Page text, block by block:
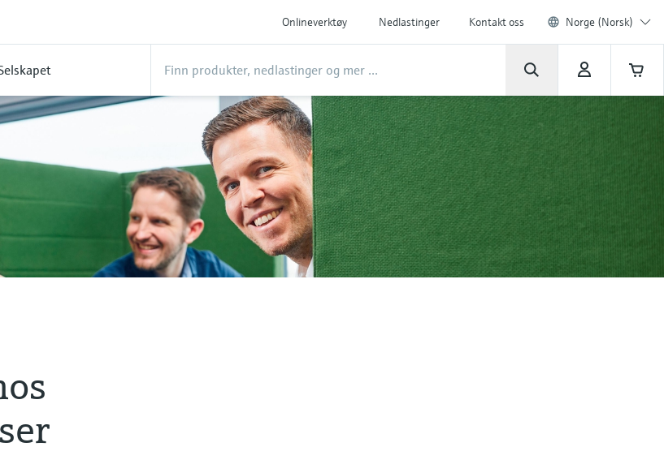
Onlineverktøy Nedlastinger Kontakt oss Norge (Norsk)